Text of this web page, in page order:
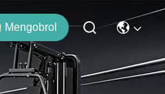
Mengobrol